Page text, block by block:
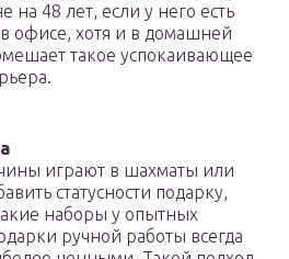
на 48 лет, если у него есть
офисе, хотя и в домашней
такое успокаивающее
играют в шахматы или
статусности подарку,
наборы у опытных
ручной работы всегда